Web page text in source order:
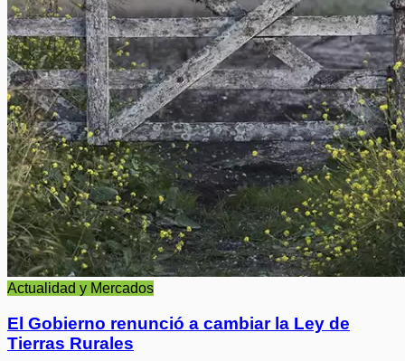
Actualidad y Mercados
El Gobierno renunció a cambiar la Ley de
Tierras Rurales